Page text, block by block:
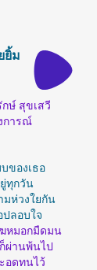
ยิ้ม
กษ์ สุขเสวี
การณ์
ของเธอ
ทุกวัน
ห่วงใยกัน
ปลอบใจ
หมอกมืดมน
ผ่านพ้นไป
อดทนไว้